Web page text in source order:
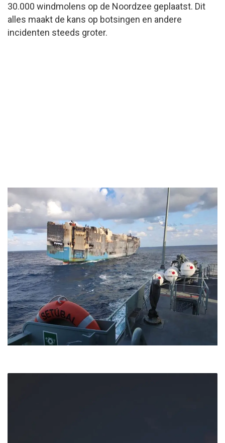
30.000 windmolens op de Noordzee geplaatst. Dit
alles maakt de kans op botsingen en andere
incidenten steeds groter.